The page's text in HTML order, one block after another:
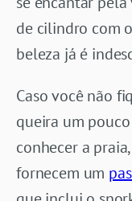
de cilindro com
beleza já é
Caso você não
queira um
conhecer a
fornecem um